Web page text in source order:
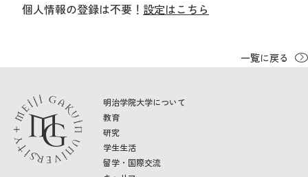
個人情報の登録は不要！ 設定はこちら
一覧に戻る
明治学院大学について
教育
研究
学生生活
留学・国際交流